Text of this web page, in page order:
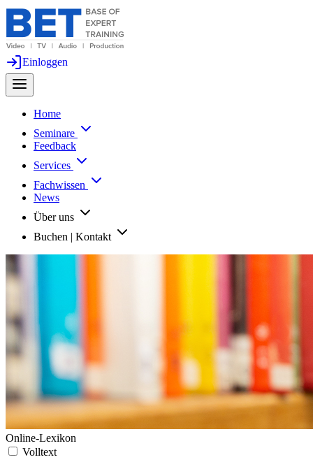
Einloggen
Home
Seminare
Feedback
Services
Fachwissen
News
Über uns
Buchen | Kontakt
Online-Lexikon
Volltext